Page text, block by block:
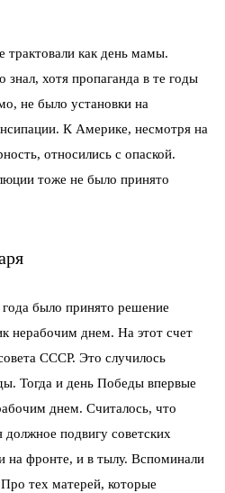
трактовали как день мамы.
хотя пропаганда в те годы
не было установки на
К Америке, несмотря на
относились с опаской.
тоже не было принято
было принято решение
нерабочим днем. На этот счет
СССР. Это случилось
Тогда и день Победы впервые
днем. Считалось, что
должное подвигу советских
фронте, и в тылу. Вспоминали
тех матерей, которые